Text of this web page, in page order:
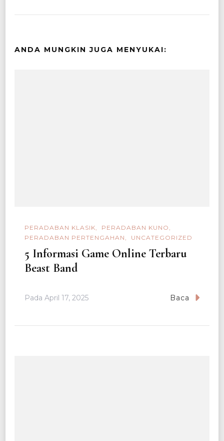
ANDA MUNGKIN JUGA MENYUKAI:
PERADABAN KLASIK
PERADABAN KUNO
PERADABAN PERTENGAHAN
UNCATEGORIZED
5 Informasi Game Online Terbaru
Beast Band
Pada April 17, 2025 Baca